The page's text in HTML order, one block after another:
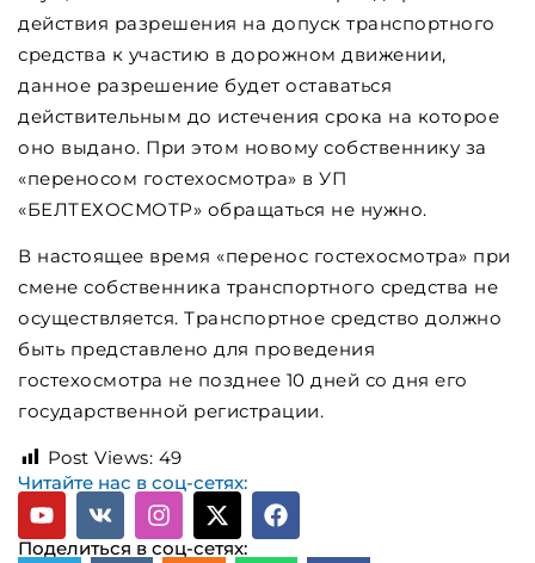
действия разрешения на допуск транспортного
средства к участию в дорожном движении,
данное разрешение будет оставаться
действительным до истечения срока на которое
оно выдано. При этом новому собственнику за
«переносом гостехосмотра» в УП
«БЕЛТЕХОСМОТР» обращаться не нужно.
В настоящее время «перенос гостехосмотра» при
смене собственника транспортного средства не
осуществляется. Транспортное средство должно
быть представлено для проведения
гостехосмотра не позднее 10 дней со дня его
государственной регистрации.
Post Views: 49
Читайте нас в соц-сетях:
Поделиться в соц-сетях: